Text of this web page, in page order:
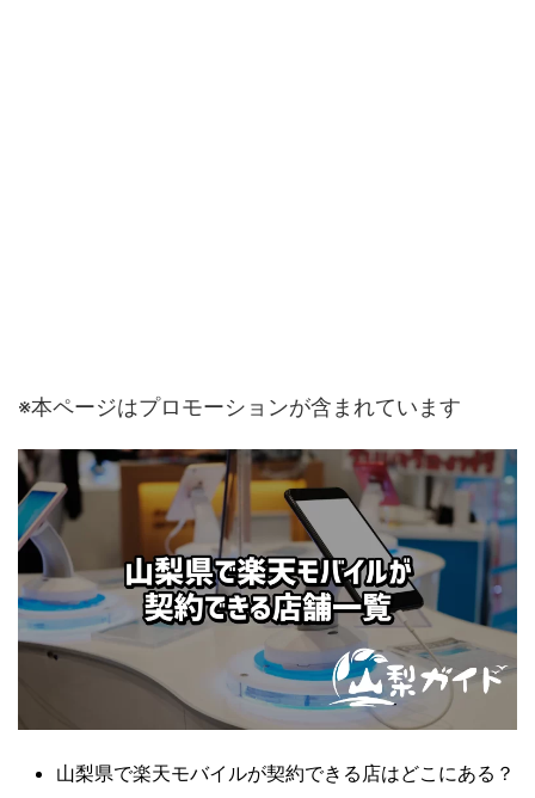
※本ページはプロモーションが含まれています
山梨県で楽天モバイルが契約できる店はどこにある？